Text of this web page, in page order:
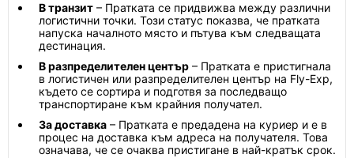
В транзит – Пратката се придвижва между различни
логистични точки. Този статус показва, че пратката
напуска началното място и пътува към следващата
дестинация.
В разпределителен център – Пратката е пристигнала
в логистичен или разпределителен център на Fly-Exp,
където се сортира и подготвя за последващо
транспортиране към крайния получател.
За доставка – Пратката е предадена на куриер и е в
процес на доставка към адреса на получателя. Това
означава, че се очаква пристигане в най-кратък срок.